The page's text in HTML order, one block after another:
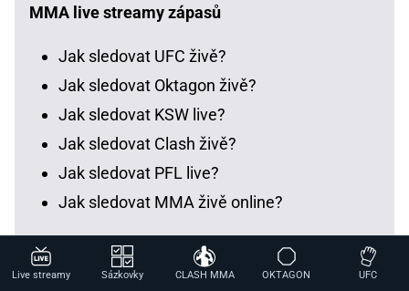
MMA live streamy zápasů
Jak sledovat UFC živě?
Jak sledovat Oktagon živě?
Jak sledovat KSW live?
Jak sledovat Clash živě?
Jak sledovat PFL live?
Jak sledovat MMA živě online?
MMA organizace
Live streamy Sázkovky CLASH MMA OKTAGON UFC